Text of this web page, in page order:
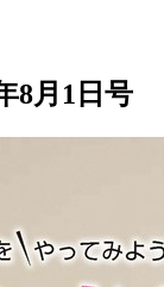
8月1日号